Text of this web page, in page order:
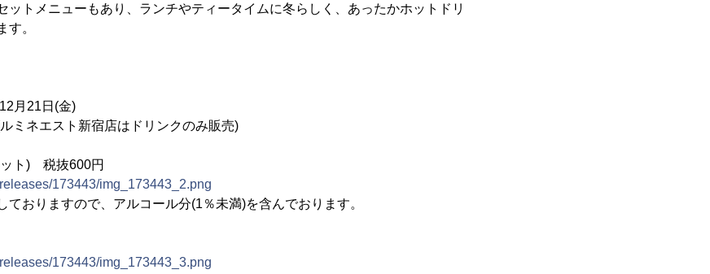
ットメニューもあり、ランチやティータイムに冬らしく、あったかホットドリ
す。
月21日(金)
ネエスト新宿店はドリンクのみ販売)
ット) 税抜600円
173443/img_173443_2.png
おりますので、アルコール分(1％未満)を含んでおります。
173443/img_173443_3.png